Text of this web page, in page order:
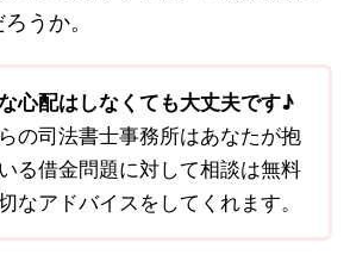
うか。
心配はしなくても大丈夫です♪
の司法書士事務所はあなたが抱
る借金問題に対して相談は無料
なアドバイスをしてくれます。